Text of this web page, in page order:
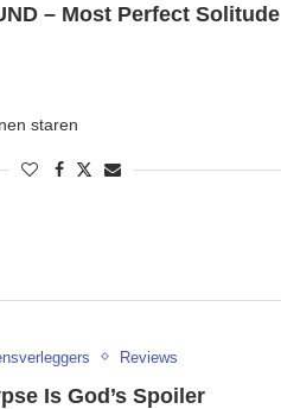
– Most Perfect Solitude
staren
Reviews
Is God’s Spoiler